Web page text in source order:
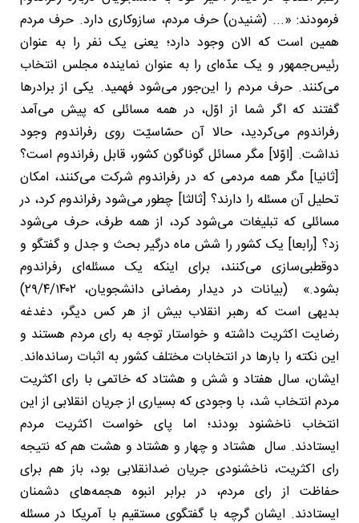
فرمودند: «... (شنیدن) حرف مردم، سازوکاری دارد. حرف مردم
همین است که الان وجود دارد؛ یعنی یک نفر را به عنوان
رئیس‌جمهور و یک عدّه‌ای را به عنوان نماینده مجلس انتخاب
می‌کنند. حرف مردم را این‌جور می‌شود فهمید. یکی از برادرها
گفتند که اگر شما از اوّل، در همه مسائلی که پیش می‌آمد
رفراندوم می‌کردید، حالا آن حسّاسیّت روی رفراندوم وجود
نداشت. [اوّلا] مگر مسائل گوناگون کشور، قابل رفراندوم است؟
[ثانیا] مگر همه مردمی که در رفراندوم شرکت می‌کنند، امکان
تحلیل آن مسئله را دارند؟ [ثالثا] چطور می‌شود رفراندوم کرد، در
مسائلی که تبلیغات می‌شود کرد، از همه طرف، حرف می‌شود
زد؟ [رابعا] یک کشور را شش ماه درگیر بحث و جدل و گفتگو و
دوقطبی‌سازی می‌کنند، برای اینکه یک مسئله‌ای رفراندوم
بشود.» (بیانات در دیدار رمضانی دانشجویان، ۲۹/۴/۱۴۰۲)
بدیهی است که رهبر انقلاب بیش از هر کس دیگر، دغدغه
رضایت اکثریت داشته و خواستار توجه به رای مردم هستند و
این نکته را بارها در انتخابات مختلف کشور به اثبات رسانده‌اند.
ایشان، سال هفتاد و شش و هشتاد که خاتمی با رای اکثریت
مردم انتخاب شد، با وجودی که بسیاری از جریان انقلابی از این
انتخاب ناخشنود بودند؛ اما پای خواست اکثریت مردم
ایستادند. سال هشتاد و چهار و هشتاد و هشت هم که نتیجه
رای اکثریت، ناخشنودی جریان ضدانقلابی بود، باز هم برای
حفاظت از رای مردم، در برابر انبوه هجمه‌های دشمنان
ایستادند. ایشان گرچه با گفتگوی مستقیم با آمریکا در مسئله